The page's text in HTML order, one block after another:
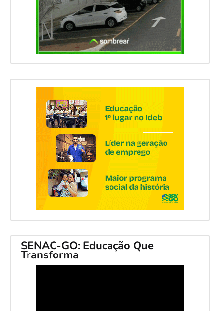
SENAC-GO: Educação Que
Transforma